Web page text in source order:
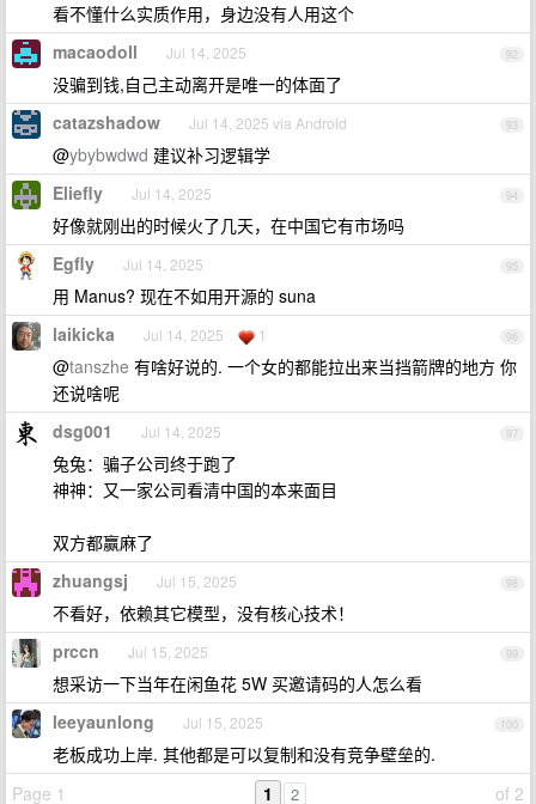
看不懂什么实质作用，身边没有人用这个
92
macaodoll Jul 14, 2025
没骗到钱,自己主动离开是唯一的体面了
93
catazshadow Jul 14, 2025 via Android
@ybybwdwd 建议补习逻辑学
94
Eliefly Jul 14, 2025
好像就刚出的时候火了几天，在中国它有市场吗
95
Egfly Jul 14, 2025
用 Manus? 现在不如用开源的 suna
96
laikicka Jul 14, 2025 1
@tanszhe 有啥好说的. 一个女的都能拉出来当挡箭牌的地方 你
还说啥呢
97
dsg001 Jul 14, 2025
兔兔：骗子公司终于跑了
神神：又一家公司看清中国的本来面目
双方都赢麻了
98
zhuangsj Jul 15, 2025
不看好，依赖其它模型，没有核心技术！
99
prccn Jul 15, 2025
想采访一下当年在闲鱼花 5W 买邀请码的人怎么看
100
leeyaunlong Jul 15, 2025
老板成功上岸. 其他都是可以复制和没有竞争壁垒的.
Page 1
of 2
1 2